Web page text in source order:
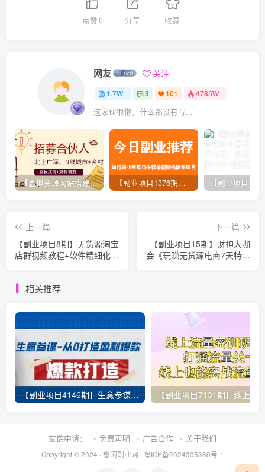
点赞0 分享 收藏
网友 关注
1.7W+ 3 101 4785W+
这家伙很懒，什么都没有写...
【虚拟资源网站搭建服务】加盟本站系统，做一个和本站一样的独立网站，躺赚的项目 【副业项目1376期】龟课最新闲鱼项目玩法实战教程_全新升级月收益几千到几万
上一篇
【副业项目8期】无货源淘宝
店群视频教程+软件精细化管
下一篇
【副业项目15期】财神大咖
会《玩赚无货源电商7天特训
相关推荐
【副业项目4146期】生意参谋-从0打造盈利爆款：手把手教您打造爆款多种玩法
友链申请： 免责声明 广告合作 关于我们
Copyright © 2024 · 悠闲副业网 · 粤ICP备2024305360号-1